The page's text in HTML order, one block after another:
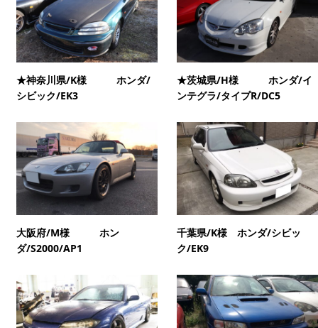
★神奈川県/K様 ホンダ/
シビック/EK3
★茨城県/H様 ホンダ/イ
ンテグラ/タイプR/DC5
大阪府/M様 ホン
ダ/S2000/AP1
千葉県/K様 ホンダ/シビッ
ク/EK9